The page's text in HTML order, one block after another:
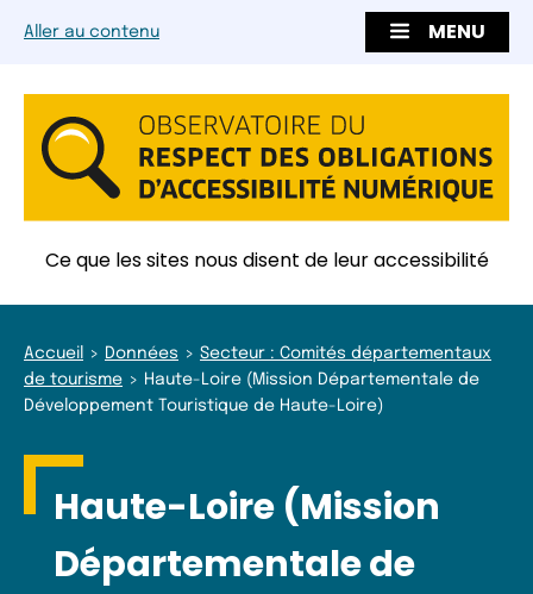
Aller au contenu MENU
Ce que les sites nous disent de leur accessibilité
Accueil Données
Secteur : Comités départementaux
de tourisme
Haute-Loire (Mission Départementale de
Développement Touristique de Haute-Loire)
Haute-Loire (Mission
Départementale de